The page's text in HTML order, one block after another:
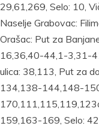
29,61,269, Selo: 10,
Naselje Grabovac:
Orašac: Put za
16,36,40-44,1-3,31-
ulica: 38,113, Put za
134,138-144,148-
159,163-169, Selo: